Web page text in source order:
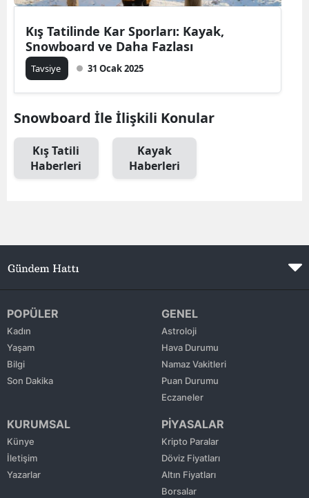
Burdur
Bursa
Çankırı
Çorum
Diyarbakır
Erzurum
Eskişehir
Gaziantep
Gümüşhane
Hakkari
Hatay
Isparta
Kış Tatilinde Kar Sporları: Kayak,
Snowboard ve Daha Fazlası
Tavsiye 31 Ocak 2025
Snowboard İle İlişkili Konular
Kış Tatili
Haberleri
Kayak
Haberleri
POPÜLER
Kadın
Yaşam
Bilgi
Son Dakika
GENEL
Astroloji
Hava Durumu
Namaz Vakitleri
Puan Durumu
Eczaneler
KURUMSAL
Künye
İletişim
Yazarlar
PİYASALAR
Kripto Paralar
Döviz Fiyatları
Altın Fiyatları
Borsalar